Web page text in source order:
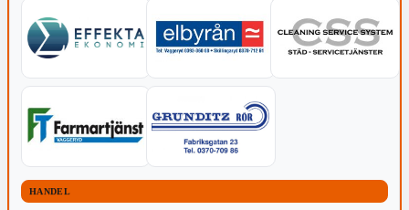
HANDEL